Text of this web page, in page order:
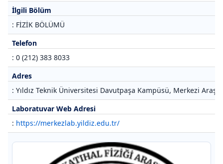
İlgili Bölüm
: FİZİK BÖLÜMÜ
Telefon
: 0 (212) 383 8033
Adres
: Yıldız Teknik Üniversitesi Davutpaşa Kampüsü, Merkezi
Laboratuvar Web Adresi
: https://merkezlab.yildiz.edu.tr/